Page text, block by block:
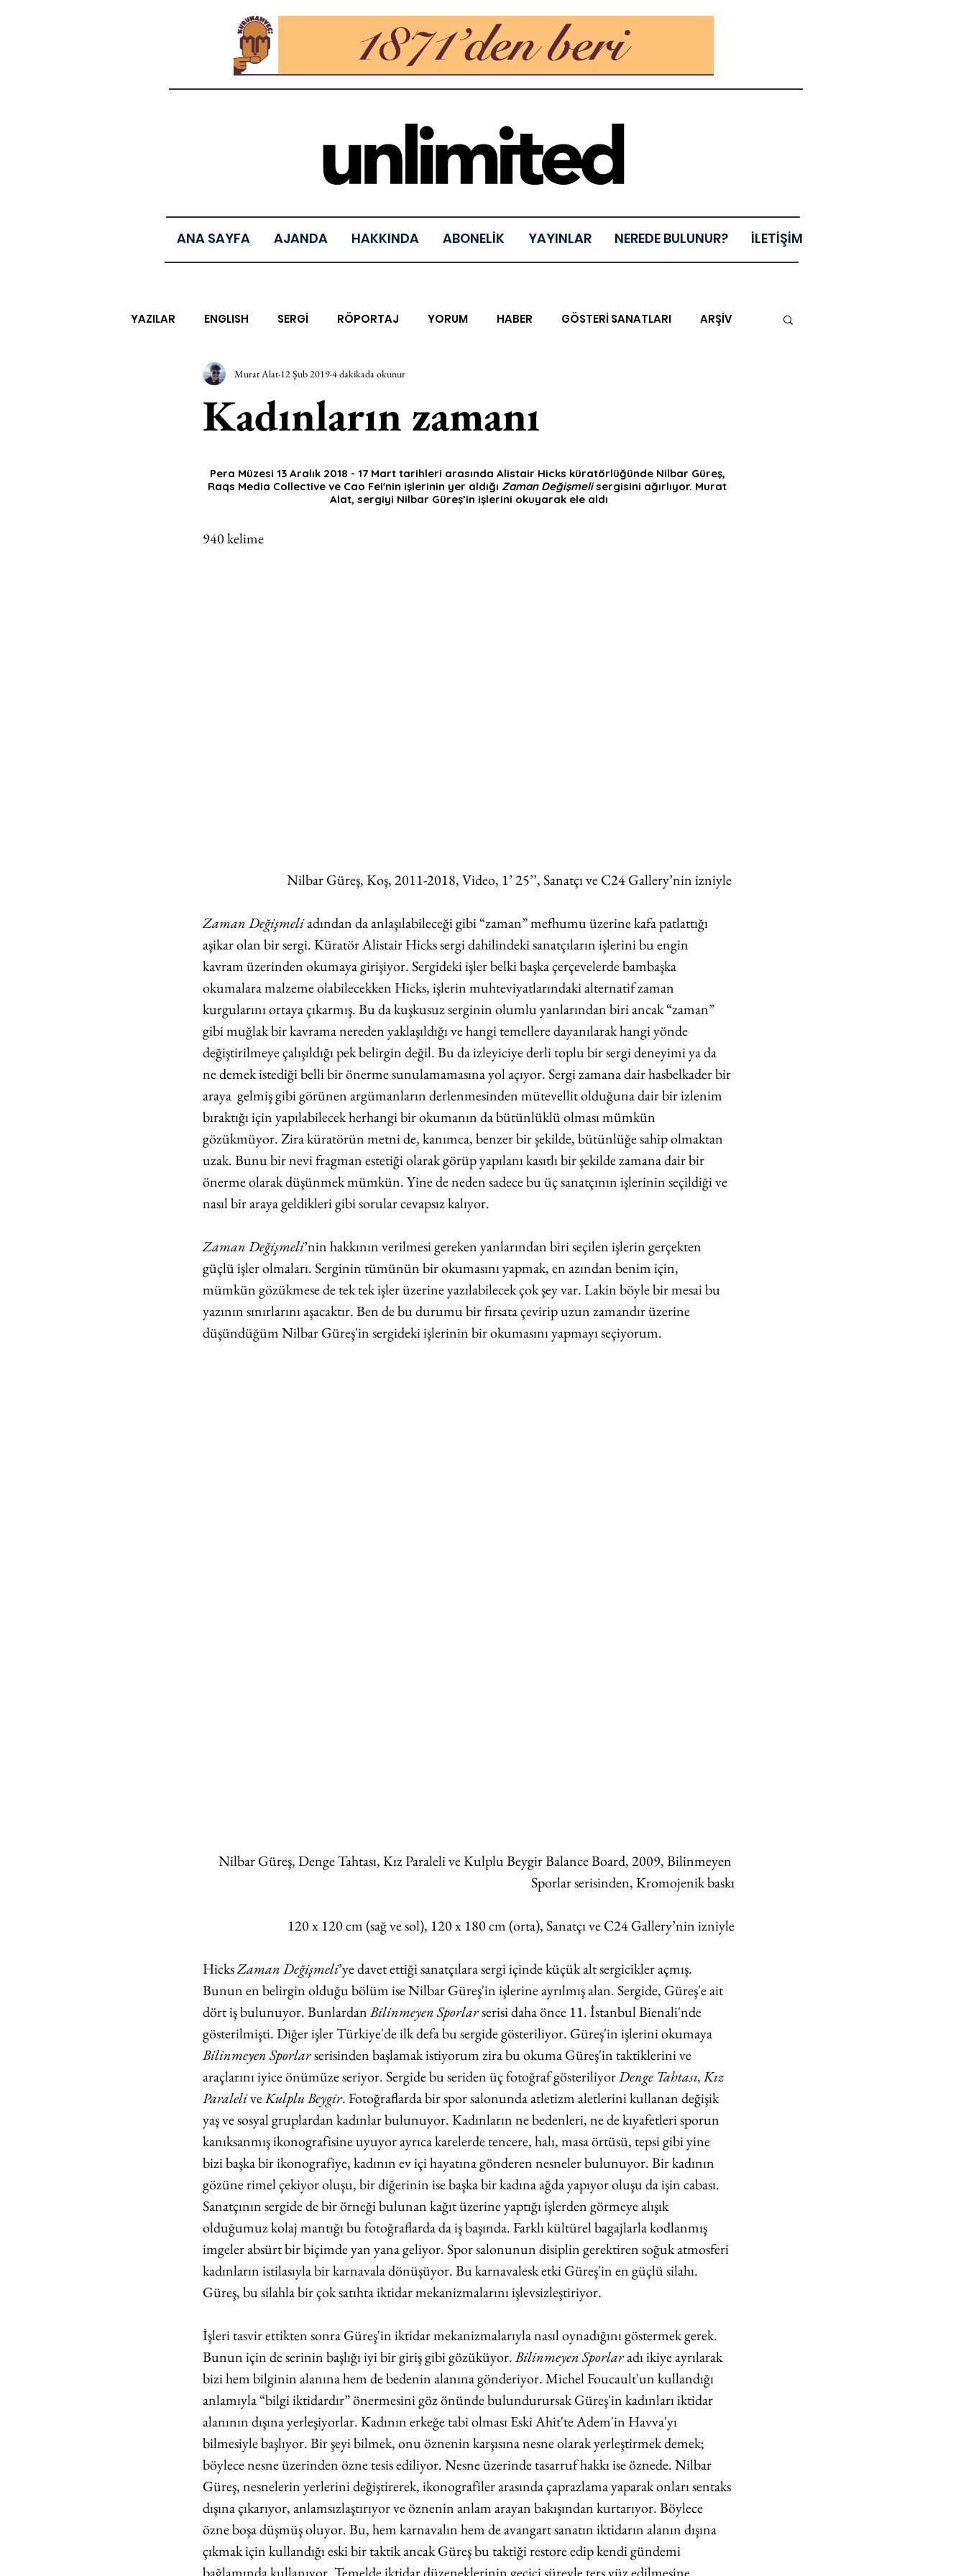
ANA SAYFA AJANDA HAKKINDA ABONELİK YAYINLAR NEREDE BULUNUR? İLETİŞİM
YAZILAR ENGLISH SERGİ RÖPORTAJ YORUM HABER GÖSTERİ SANATLARI ARŞİV
EDEBİYAT SİNEMA ARAŞTIRMA BİENAL
MÜZİK EGZERSİZLER YEL TOZ PORTRELER ON SORULUK SOHBETLER
AK-SAYANLAR #GEÇMİŞTEBUGÜN XXY ODAK: RESİM KIVRIM PARIS UNLIMITED
AKS-ENDAZ TUHAF AÇI
Kadınların zamanı
Murat Alat 12 Şub 20194 dakikada okunur
Pera Müzesi 13 Aralık 2018 - 17 Mart tarihleri arasında Alistair Hicks küratörlüğünde Nilbar Güreş,
Raqs Media Collective ve Cao Fei'nin işlerinin yer aldığı Zaman Değişmeli sergisini ağırlıyor. Murat
Alat, sergiyi Nilbar Güreş’in işlerini okuyarak ele aldı
940 kelime
Nilbar Güreş, Koş, 2011-2018, Video, 1’ 25’’, Sanatçı ve C24 Gallery’nin izniyle
Zaman Değişmeli adından da anlaşılabileceği gibi “zaman” mefhumu üzerine kafa patlattığı
aşikar olan bir sergi. Küratör Alistair Hicks sergi dahilindeki sanatçıların işlerini bu engin
kavram üzerinden okumaya girişiyor. Sergideki işler belki başka çerçevelerde bambaşka
okumalara malzeme olabilecekken Hicks, işlerin muhteviyatlarındaki alternatif zaman
kurgularını ortaya çıkarmış. Bu da kuşkusuz serginin olumlu yanlarından biri ancak “zaman”
gibi muğlak bir kavrama nereden yaklaşıldığı ve hangi temellere dayanılarak hangi yönde
değiştirilmeye çalışıldığı pek belirgin değil. Bu da izleyiciye derli toplu bir sergi deneyimi ya da
ne demek istediği belli bir önerme sunulamamasına yol açıyor. Sergi zamana dair hasbelkader bir
araya  gelmiş gibi görünen argümanların derlenmesinden mütevellit olduğuna dair bir izlenim
bıraktığı için yapılabilecek herhangi bir okumanın da bütünlüklü olması mümkün
gözükmüyor. Zira küratörün metni de, kanımca, benzer bir şekilde, bütünlüğe sahip olmaktan
uzak. Bunu bir nevi fragman estetiği olarak görüp yapılanı kasıtlı bir şekilde zamana dair bir
önerme olarak düşünmek mümkün. Yine de neden sadece bu üç sanatçının işlerinin seçildiği ve
nasıl bir araya geldikleri gibi sorular cevapsız kalıyor.
Zaman Değişmeli’nin hakkının verilmesi gereken yanlarından biri seçilen işlerin gerçekten
güçlü işler olmaları. Serginin tümünün bir okumasını yapmak, en azından benim için,
mümkün gözükmese de tek tek işler üzerine yazılabilecek çok şey var. Lakin böyle bir mesai bu
yazının sınırlarını aşacaktır. Ben de bu durumu bir fırsata çevirip uzun zamandır üzerine
düşündüğüm Nilbar Güreş'in sergideki işlerinin bir okumasını yapmayı seçiyorum.
Nilbar Güreş, Denge Tahtası, Kız Paraleli ve Kulplu Beygir Balance Board, 2009, Bilinmeyen
Sporlar serisinden, Kromojenik baskı
120 x 120 cm (sağ ve sol), 120 x 180 cm (orta), Sanatçı ve C24 Gallery’nin izniyle
Hicks Zaman Değişmeli’ye davet ettiği sanatçılara sergi içinde küçük alt sergicikler açmış.
Bunun en belirgin olduğu bölüm ise Nilbar Güreş'in işlerine ayrılmış alan. Sergide, Güreş'e ait
dört iş bulunuyor. Bunlardan Bilinmeyen Sporlar serisi daha önce 11. İstanbul Bienali'nde
gösterilmişti. Diğer işler Türkiye'de ilk defa bu sergide gösteriliyor. Güreş'in işlerini okumaya
Bilinmeyen Sporlar serisinden başlamak istiyorum zira bu okuma Güreş'in taktiklerini ve
araçlarını iyice önümüze seriyor. Sergide bu seriden üç fotoğraf gösteriliyor Denge Tahtası, Kız
Paraleli ve Kulplu Beygir. Fotoğraflarda bir spor salonunda atletizm aletlerini kullanan değişik
yaş ve sosyal gruplardan kadınlar bulunuyor. Kadınların ne bedenleri, ne de kıyafetleri sporun
kanıksanmış ikonografisine uyuyor ayrıca karelerde tencere, halı, masa örtüsü, tepsi gibi yine
bizi başka bir ikonografiye, kadının ev içi hayatına gönderen nesneler bulunuyor. Bir kadının
gözüne rimel çekiyor oluşu, bir diğerinin ise başka bir kadına ağda yapıyor oluşu da işin cabası.
Sanatçının sergide de bir örneği bulunan kağıt üzerine yaptığı işlerden görmeye alışık
olduğumuz kolaj mantığı bu fotoğraflarda da iş başında. Farklı kültürel bagajlarla kodlanmış
imgeler absürt bir biçimde yan yana geliyor. Spor salonunun disiplin gerektiren soğuk atmosferi
kadınların istilasıyla bir karnavala dönüşüyor. Bu karnavalesk etki Güreş'in en güçlü silahı.
Güreş, bu silahla bir çok satıhta iktidar mekanizmalarını işlevsizleştiriyor.
İşleri tasvir ettikten sonra Güreş'in iktidar mekanizmalarıyla nasıl oynadığını göstermek gerek.
Bunun için de serinin başlığı iyi bir giriş gibi gözüküyor. Bilinmeyen Sporlar adı ikiye ayrılarak
bizi hem bilginin alanına hem de bedenin alanına gönderiyor. Michel Foucault'un kullandığı
anlamıyla “bilgi iktidardır” önermesini göz önünde bulundurursak Güreş'in kadınları iktidar
alanının dışına yerleşiyorlar. Kadının erkeğe tabi olması Eski Ahit'te Adem'in Havva'yı
bilmesiyle başlıyor. Bir şeyi bilmek, onu öznenin karşısına nesne olarak yerleştirmek demek;
böylece nesne üzerinden özne tesis ediliyor. Nesne üzerinde tasarruf hakkı ise öznede. Nilbar
Güreş, nesnelerin yerlerini değiştirerek, ikonografiler arasında çaprazlama yaparak onları sentaks
dışına çıkarıyor, anlamsızlaştırıyor ve öznenin anlam arayan bakışından kurtarıyor. Böylece
özne boşa düşmüş oluyor. Bu, hem karnavalın hem de avangart sanatın iktidarın alanın dışına
çıkmak için kullandığı eski bir taktik ancak Güreş bu taktiği restore edip kendi gündemi